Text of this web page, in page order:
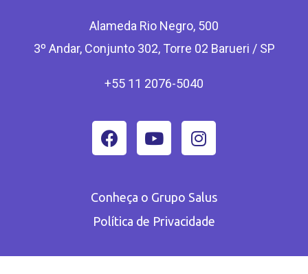
Alameda Rio Negro, 500
3º Andar, Conjunto 302, Torre 02 Barueri / SP
+55 11 2076-5040
Conheça o Grupo Salus
Política de Privacidade